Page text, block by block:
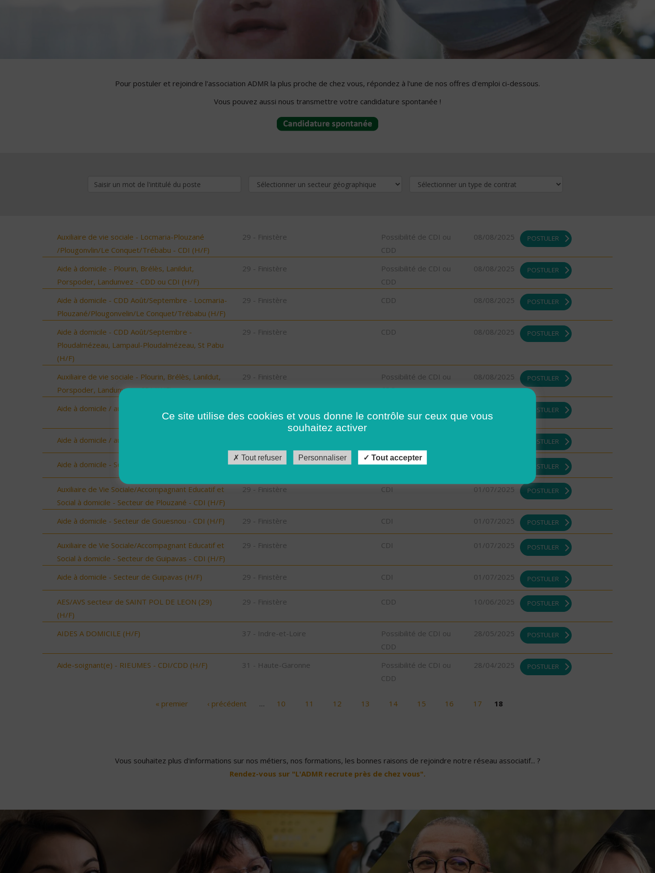
Pour postuler et rejoindre l'association ADMR la plus proche de chez vous, répondez à l'une de nos offres d'emploi ci-dessous.
Vous pouvez aussi nous transmettre votre candidature spontanée !
Auxiliaire de vie sociale - Locmaria-Plouzané
/Plougonvlin/Le Conquet/Trébabu - CDI (H/F)
29 - Finistère
Possibilité de CDI ou
CDD
08/08/2025 POSTULER
Aide à domicile - Plourin, Brélès, Lanildut,
Porspoder, Landunvez - CDD ou CDI (H/F)
29 - Finistère
Possibilité de CDI ou
CDD
08/08/2025 POSTULER
Aide à domicile - CDD Août/Septembre - Locmaria-
Plouzané/Plougonvelin/Le Conquet/Trébabu (H/F)
29 - Finistère CDD 08/08/2025 POSTULER
Aide à domicile - CDD Août/Septembre -
Ploudalmézeau, Lampaul-Ploudalmézeau, St Pabu
(H/F)
29 - Finistère CDD 08/08/2025 POSTULER
Auxiliaire de vie sociale - Plourin, Brélès, Lanildut,
Porspoder, Landunvez - CDI (H/F)
29 - Finistère
Possibilité de CDI ou
CDD
08/08/2025 POSTULER
Aide à domicile / auxiliaire de vie NEVEZ (H/F)
CDD
POSTULER
Aide à domicile / auxiliaire de vie ELLIANT (H/F) POSTULER
Aide à domicile - Secteur de Guilers - CDI (H/F) 29 - Finistère CDI POSTULER
Auxiliaire de Vie Sociale/Accompagnant Educatif et
Social à domicile - Secteur de Plouzané - CDI (H/F)
29 - Finistère CDI 01/07/2025 POSTULER
Aide à domicile - Secteur de Gouesnou - CDI (H/F) 29 - Finistère CDI 01/07/2025 POSTULER
Auxiliaire de Vie Sociale/Accompagnant Educatif et
Social à domicile - Secteur de Guipavas - CDI (H/F)
29 - Finistère CDI 01/07/2025 POSTULER
Aide à domicile - Secteur de Guipavas (H/F) 29 - Finistère CDI 01/07/2025 POSTULER
AES/AVS secteur de SAINT POL DE LEON (29)
(H/F)
29 - Finistère CDD 10/06/2025 POSTULER
AIDES A DOMICILE (H/F) 37 - Indre-et-Loire
Possibilité de CDI ou
CDD
28/05/2025 POSTULER
Aide-soignant(e) - RIEUMES - CDI/CDD (H/F) 31 - Haute-Garonne
Possibilité de CDI ou
CDD
28/04/2025 POSTULER
« premier ‹ précédent … 10 11 12 13 14 15 16 17 18
Vous souhaitez plus d'informations sur nos métiers, nos formations, les bonnes raisons de rejoindre notre réseau associatif... ?
Rendez-vous sur "L'ADMR recrute près de chez vous".
Ce site utilise des cookies et vous donne le contrôle sur ceux que vous
souhaitez activer
Tout refuser Personnaliser Tout accepter